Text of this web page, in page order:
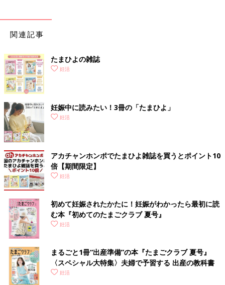
関連記事
たまひよの雑誌
妊活
妊娠中に読みたい！3冊の「たまひよ」
妊活
アカチャンホンポでたまひよ雑誌を買うとポイント10
倍【期間限定】
妊活
初めて妊娠されたかたに！妊娠がわかったら最初に読
む本『初めてのたまごクラブ 夏号』
妊活
まるごと1冊“出産準備”の本『たまごクラブ 夏号』
〈スペシャル大特集〉夫婦で予習する 出産の教科書
妊活